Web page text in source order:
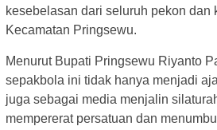
kesebelasan dari seluruh pekon dan
Kecamatan Pringsewu.
Menurut Bupati Pringsewu Riyanto
sepakbola ini tidak hanya menjadi
juga sebagai media menjalin
mempererat persatuan dan